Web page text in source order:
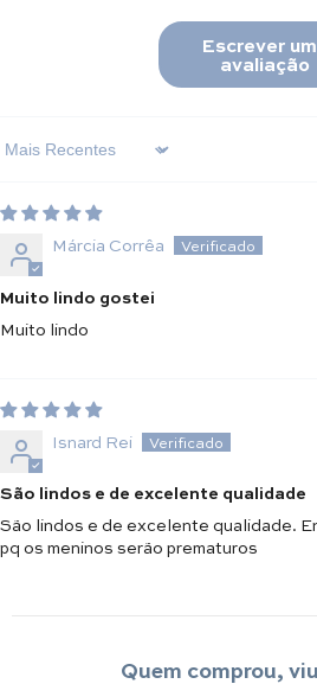
Escrever
avaliação
Sort By
Márcia Corrêa
Muito lindo gostei
Muito lindo
Isnard Rei
São lindos e de excelente qualidade
São lindos e de excelente qualidade.
pq os meninos serão prematuros
Quem comprou,